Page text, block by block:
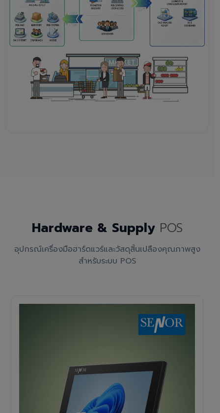
Hardware & Supply POS
อุปกรณ์เครื่องมือฮาร์ดแวร์และวัสดุสิ้นเปลืองคุณภาพสูง
สำหรับระบบ POS